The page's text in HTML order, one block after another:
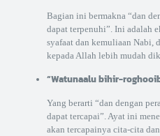
Bagian ini bermakna “dan
dapat terpenuhi”. Ini adalah
syafaat dan kemuliaan Nabi,
kepada Allah lebih mudah
“Watunaalu bihir-
Yang berarti “dan dengan
dapat tercapai”. Ayat ini
akan tercapainya cita-cita